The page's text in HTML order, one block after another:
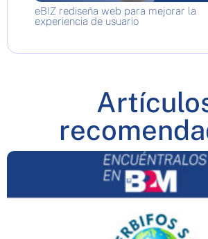
eBIZ rediseña web para mejorar la
experiencia de usuario